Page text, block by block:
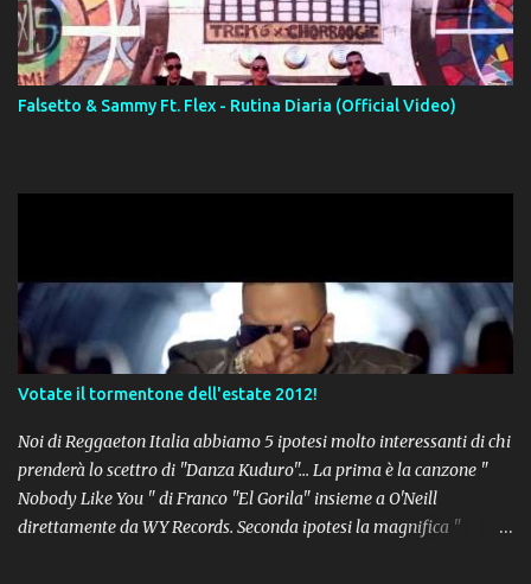
Falsetto & Sammy Ft. Flex - Rutina Diaria (Official Video)
Votate il tormentone dell'estate 2012!
Noi di Reggaeton Italia abbiamo 5 ipotesi molto interessanti di chi
prenderà lo scettro di "Danza Kuduro"... La prima è la canzone "
Nobody Like You " di Franco "El Gorila" insieme a O'Neill
direttamente da WY Records. Seconda ipotesi la magnifica "